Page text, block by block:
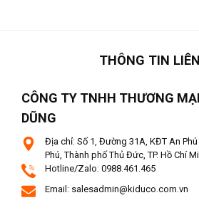
THÔNG TIN
CÔNG TY TNHH THƯƠNG
DŨNG
Địa chỉ: Số 1, Đường 31A, KĐT An
Phú, Thành phố Thủ Đức, TP. Hồ Chí
Hotline/Zalo: 0988.461.465
Email: salesadmin@kiduco.com.vn